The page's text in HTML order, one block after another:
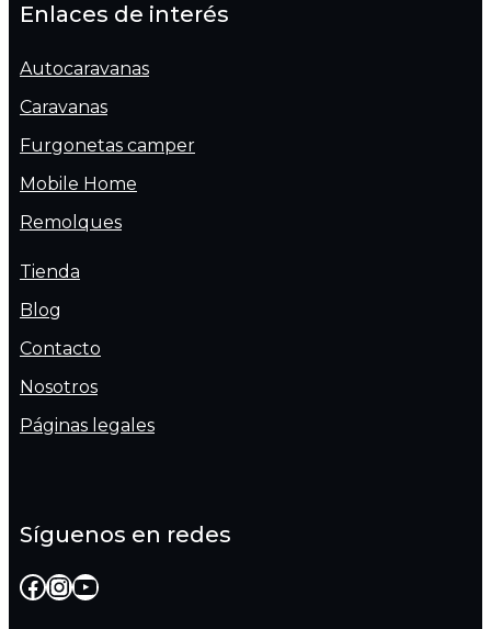
Enlaces de interés
Autocaravanas
Caravanas
Furgonetas camper
Mobile Home
Remolques
Tienda
Blog
Contacto
Nosotros
Páginas legales
Síguenos en redes
Facebook
Instagram
YouTube